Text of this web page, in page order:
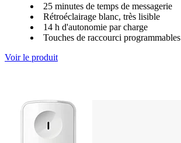
25 minutes de temps de messagerie
Rétroéclairage blanc, très lisible
14 h d'autonomie par charge
Touches de raccourci programmables
Voir le produit